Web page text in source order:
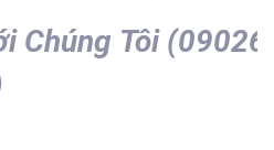
Chúng Tôi